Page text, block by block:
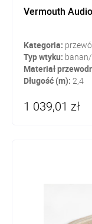
Vermouth
Kategoria:
Typ wtyku:
Materiał
Długość (m): 2,4
1 039,01 zł